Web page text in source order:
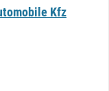
Kfz